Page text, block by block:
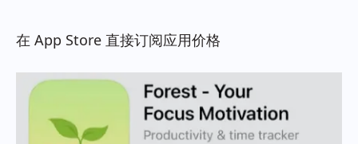
在 App Store 直接订阅应用价格